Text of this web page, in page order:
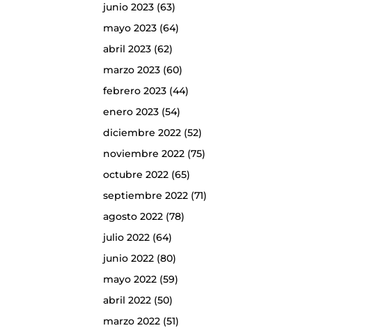
junio 2023(63)
mayo 2023(64)
abril 2023(62)
marzo 2023(60)
febrero 2023(44)
enero 2023(54)
diciembre 2022(52)
noviembre 2022(75)
octubre 2022(65)
septiembre 2022(71)
agosto 2022(78)
julio 2022(64)
junio 2022(80)
mayo 2022(59)
abril 2022(50)
marzo 2022(51)